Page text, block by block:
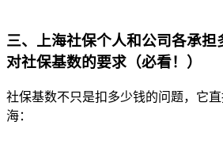
三、 上海社保个人和公司各承担
对社保基数的要求（必看！）
社保基数不只是扣多少钱的问题，它
海：